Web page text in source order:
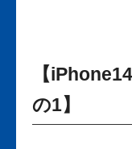
【
の1】